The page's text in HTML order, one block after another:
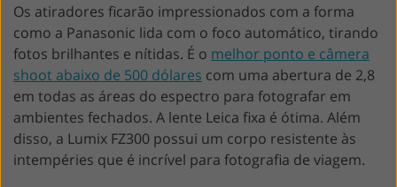
Os atiradores ficarão impressionados com a forma
como a Panasonic lida com o foco automático, tirando
fotos brilhantes e nítidas. É o melhor ponto e câmera
shoot abaixo de 500 dólares com uma abertura de 2,8
em todas as áreas do espectro para fotografar em
ambientes fechados. A lente Leica fixa é ótima. Além
disso, a Lumix FZ300 possui um corpo resistente às
intempéries que é incrível para fotografia de viagem.